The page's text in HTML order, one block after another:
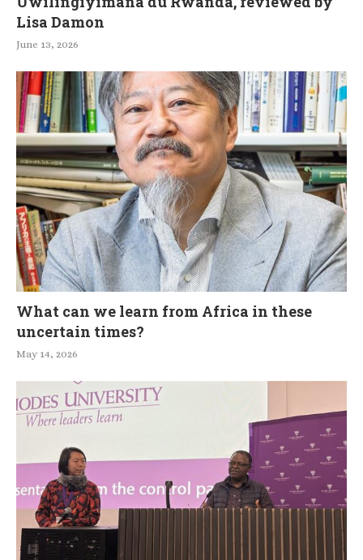
Lisa Damon
June 13, 2026
What can we learn from Africa in these
uncertain times?
May 14, 2026